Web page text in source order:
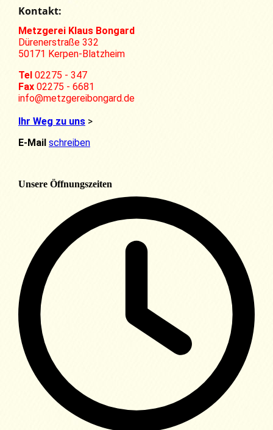
Kontakt:
Metzgerei Klaus Bongard
Dürenerstraße 332
50171 Kerpen-Blatzheim
Tel 02275 - 347
Fax 02275 - 6681
info@metzgereibongard.de
Ihr Weg zu uns >
E-Mail schreiben
Unsere Öffnungszeiten